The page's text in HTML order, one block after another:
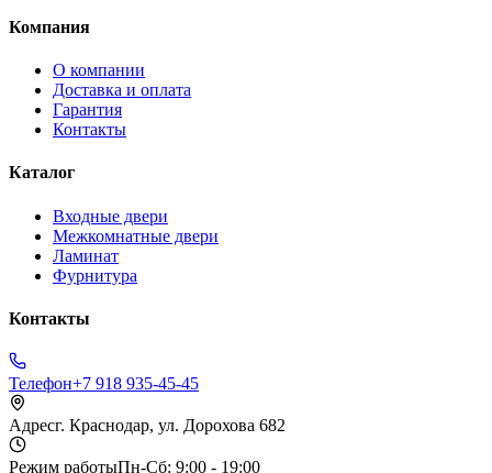
Компания
О компании
Доставка и оплата
Гарантия
Контакты
Каталог
Входные двери
Межкомнатные двери
Ламинат
Фурнитура
Контакты
Телефон+7 918 935-45-45
Адресг. Краснодар, ул. Дорохова 682
Режим работыПн-Сб: 9:00 - 19:00